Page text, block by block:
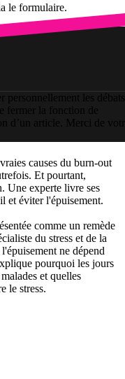
le formulaire.
personnellement les débats
fermer la fonction de
d’un article. Merci de
causes du burn-out
Et pourtant,
Une experte livre ses
et éviter l'épuisement.
comme un remède
du stress et de la
ne dépend
pourquoi les jours
et quelles
le stress.